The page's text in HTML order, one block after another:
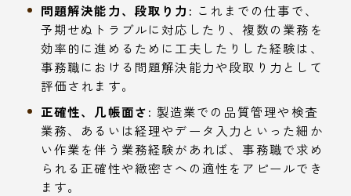
問題解決能力、段取り力: これまでの仕事で、
予期せぬトラブルに対応したり、複数の業務を
効率的に進めるために工夫したりした経験は、
事務職における問題解決能力や段取り力として
評価されます。
正確性、几帳面さ: 製造業での品質管理や検査
業務、あるいは経理やデータ入力といった細か
い作業を伴う業務経験があれば、事務職で求め
られる正確性や緻密さへの適性をアピールでき
ます。